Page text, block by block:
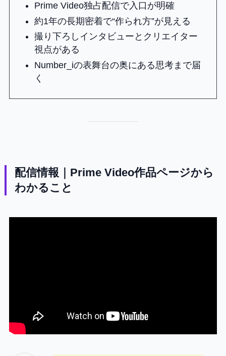
Prime Video独占配信で入口が明確
約1年の長期密着で“作られ方”が見える
撮り下ろしインタビューとクリエイター
視点がある
Number_iの表舞台の奥にある思考まで届
く
配信情報｜Prime Video作品ページから
わかること